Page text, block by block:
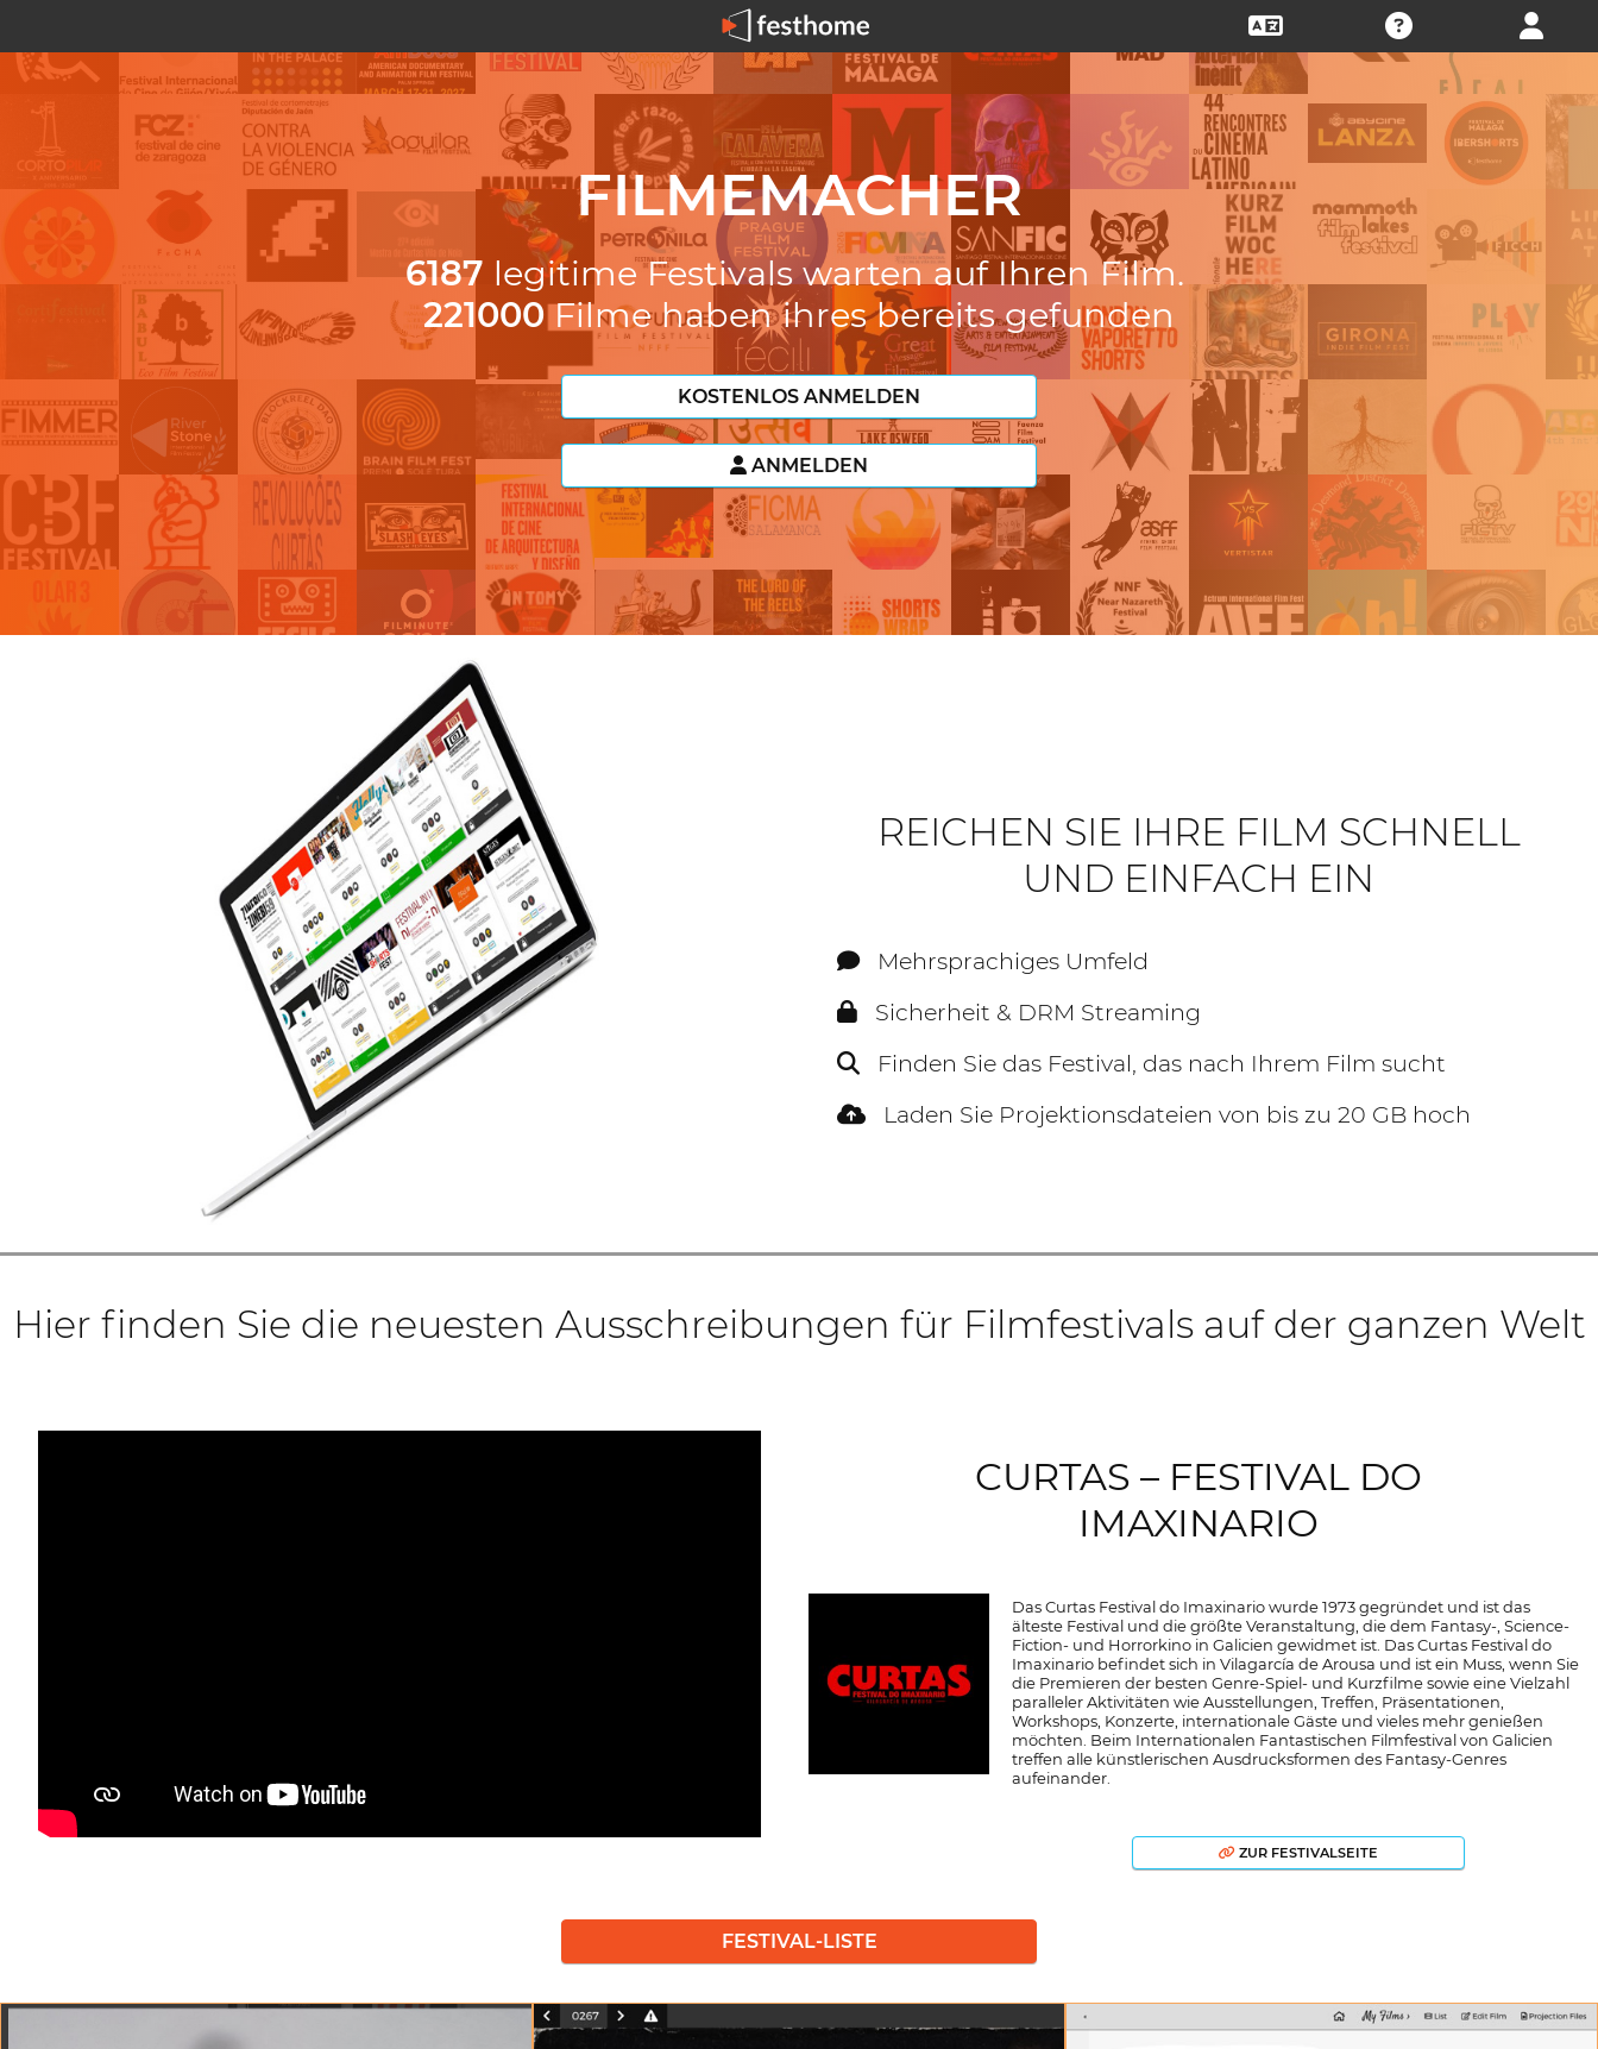
FILMEMACHER
6187 legitime Festivals warten auf Ihren Film.
221000Filme haben ihres bereits gefunden
KOSTENLOS ANMELDEN
ANMELDEN
REICHEN SIE IHRE FILM SCHNELL
UND EINFACH EIN
Mehrsprachiges Umfeld
Sicherheit & DRM Streaming
Finden Sie das Festival, das nach Ihrem Film sucht
Laden Sie Projektionsdateien von bis zu 20 GB hoch
Hier finden Sie die neuesten Ausschreibungen für Filmfestivals auf der ganzen Welt
CURTAS – FESTIVAL DO
IMAXINARIO
Das Curtas Festival do Imaxinario wurde 1973 gegründet und ist das
älteste Festival und die größte Veranstaltung, die dem Fantasy-, Science-
Fiction- und Horrorkino in Galicien gewidmet ist. Das Curtas Festival do
Imaxinario befindet sich in Vilagarcía de Arousa und ist ein Muss, wenn Sie
die Premieren der besten Genre-Spiel- und Kurzfilme sowie eine Vielzahl
paralleler Aktivitäten wie Ausstellungen, Treffen, Präsentationen,
Workshops, Konzerte, internationale Gäste und vieles mehr genießen
möchten. Beim Internationalen Fantastischen Filmfestival von Galicien
treffen alle künstlerischen Ausdrucksformen des Fantasy-Genres
aufeinander.
ZUR FESTIVALSEITE
FESTIVAL-LISTE